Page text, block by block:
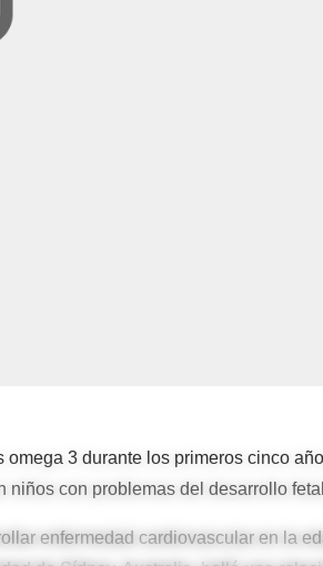
3 durante los primeros cinco
niños con problemas del desarrollo
enfermedad cardiovascular en la